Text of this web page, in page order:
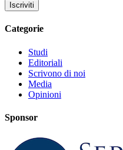
Categorie
Studi
Editoriali
Scrivono di noi
Media
Opinioni
Sponsor